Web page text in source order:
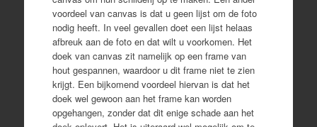
voordeel van canvas is dat u geen lijst om de foto
nodig heeft. In veel gevallen doet een lijst helaas
afbreuk aan de foto en dat wilt u voorkomen. Het
doek van canvas zit namelijk op een frame van
hout gespannen, waardoor u dit frame niet te zien
krijgt. Een bijkomend voordeel hiervan is dat het
doek wel gewoon aan het frame kan worden
opgehangen, zonder dat dit enige schade aan het